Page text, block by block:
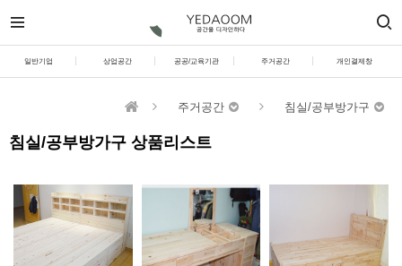
일반기업 상업공간 공공/교육기관 주거공간 개인결제창
침실/공부방가구 상품리스트
주거공간 침실/공부방가구